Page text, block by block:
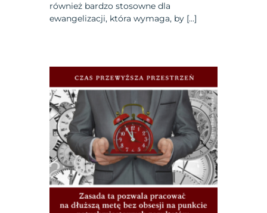
również bardzo stosowne dla
ewangelizacji, która wymaga, by […]